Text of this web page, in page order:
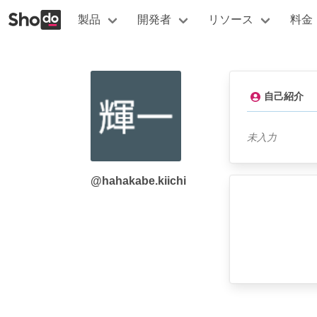
製品 開発者 リソース 料金
@hahakabe.kiichi
自己紹介
未入力